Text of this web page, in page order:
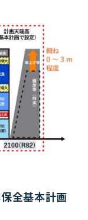
全基本計画